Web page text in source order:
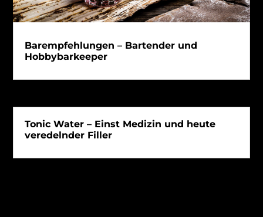
Barempfehlungen – Bartender und
Hobbybarkeeper
Tonic Water – Einst Medizin und heute
veredelnder Filler